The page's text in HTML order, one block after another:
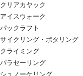
クリアカヤック
アイスウォーク
パックラフト
サイクリング・ポタリング
クライミング
パラセーリング
シュノーケリング